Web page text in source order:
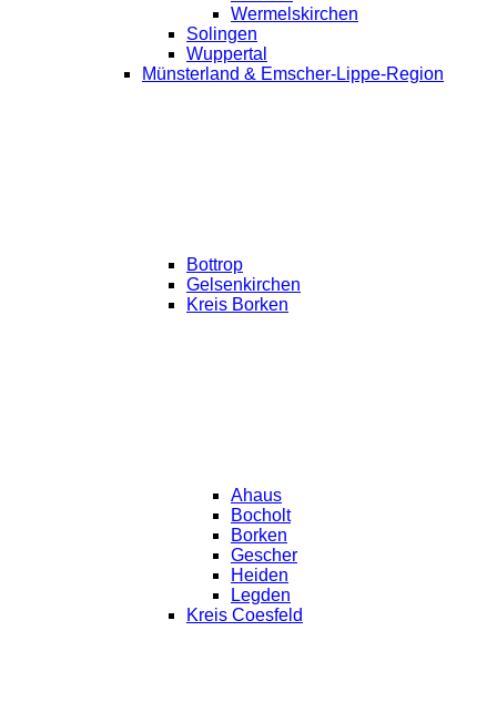
Wermelskirchen
Solingen
Wuppertal
Münsterland & Emscher-Lippe-Region
Bottrop
Gelsenkirchen
Kreis Borken
Ahaus
Bocholt
Borken
Gescher
Heiden
Legden
Kreis Coesfeld